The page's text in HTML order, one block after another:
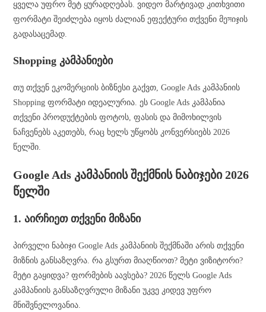
ყველა უფრო მეტ ყურადღებას. ვიდეო მარტივად კითხვითი
ფორმატი შეიძლება იყოს ძალიან ეფექტური თქვენი მეসიჯის
გადასაცემად.
Shopping კამპანიები
თუ თქვენ ეკომერციის ბიზნესი გაქვთ, Google Ads კამპანიის
Shopping ფორმატი იდეალურია. ეს Google Ads კამპანია
თქვენი პროდუქტების ფოტოს, ფასის და მიმოხილვის
ნაჩვენებს აკეთებს, რაც ხელს უწყობს კონვერსიებს 2026
წელში.
Google Ads კამპანიის შექმნის ნაბიჯები 2026
წელში
1. აირჩიეთ თქვენი მიზანი
პირველი ნაბიჯი Google Ads კამპანიის შექმნაში არის თქვენი
მიზნის განსაზღვრა. რა გსურთ მიაღწიოთ? მეტი ვიზიტორი?
მეტი გაყიდვა? ფორმების აავსება? 2026 წელს Google Ads
კამპანიის განსაზღვრული მიზანი უკვე კიდევ უფრო
მნიშვნელოვანია.